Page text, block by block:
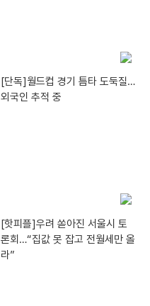
[단독]월드컵 경기 틈타 도둑질…
외국인 추적 중
[핫피플]우려 쏟아진 서울시 토
론회…“집값 못 잡고 전월세만 올
라”